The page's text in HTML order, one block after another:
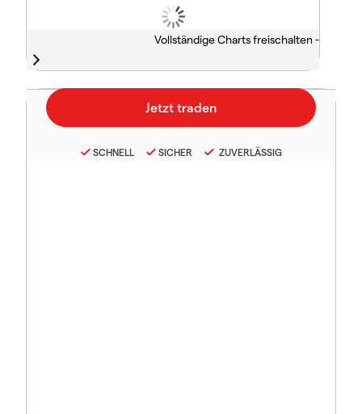
Vollständige Charts freischalten -
SCHNELL SICHER ZUVERLÄSSIG